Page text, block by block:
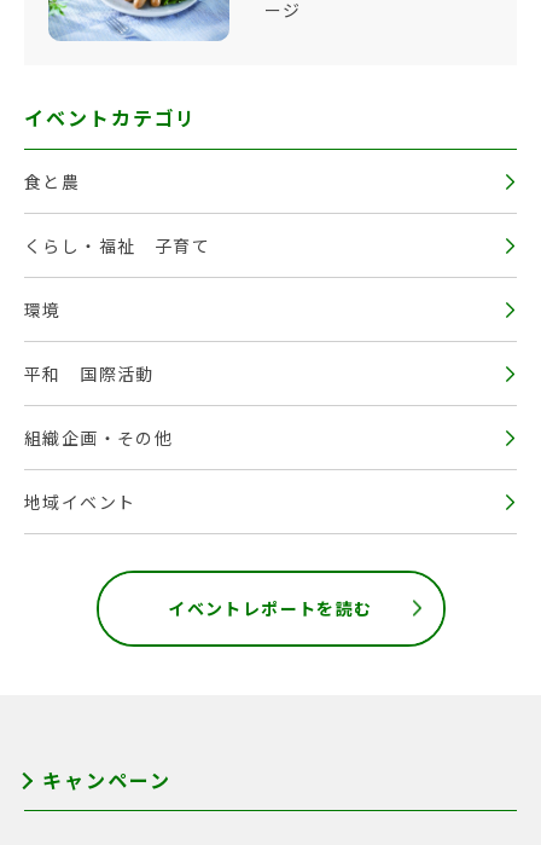
ージ
イベントカテゴリ
食と農
くらし・福祉 子育て
環境
平和 国際活動
組織企画・その他
地域イベント
イベントレポートを読む
キャンペーン